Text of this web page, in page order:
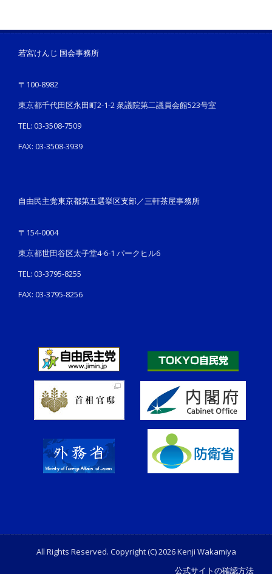
若宮けんじ 国会事務所
〒100-8982
東京都千代田区永田町2-1-2 衆議院第二議員会館523号室
TEL: 03-3508-7509
FAX: 03-3508-3939
自由民主党東京都第五選挙区支部／三軒茶屋事務所
〒154-0004
東京都世田谷区太子堂4-6-1 パークヒル6
TEL: 03-3795-8255
FAX: 03-3795-8256
All Rights Reserved. Copyright (C) 2026 Kenji Wakamiya
公式サイトの確認方法